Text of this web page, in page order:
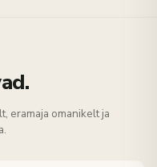
eramaja omanikelt ja